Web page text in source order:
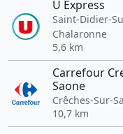
U Express
Saint-Didier-
Chalaronne
5,6 km
Carrefour
Saone
Crêches-Sur-
10,7 km